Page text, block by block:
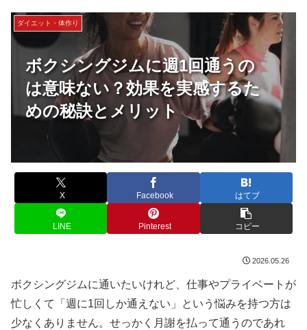
ボクシングジムに週1回通うの
は意味ない？効果を実感するた
めの秘訣とメリット
ダイエット・体作り
X Facebook はてブ
LINE Pinterest コピー
2026.05.26
ボクシングジムに通いたいけれど、仕事やプライベートが
忙しくて「週に1回しか通えない」という悩みを持つ方は
少なくありません。せっかく月謝を払って通うのであれ